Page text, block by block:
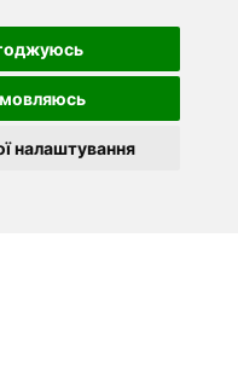
налаштування
Магазин 🛒